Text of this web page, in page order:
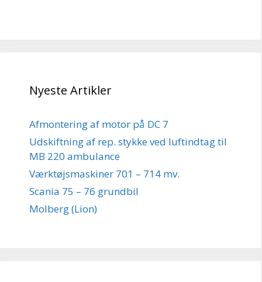
Nyeste Artikler
Afmontering af motor på DC 7
Udskiftning af rep. stykke ved luftindtag til
MB 220 ambulance
Værktøjsmaskiner 701 – 714 mv.
Scania 75 – 76 grundbil
Molberg (Lion)